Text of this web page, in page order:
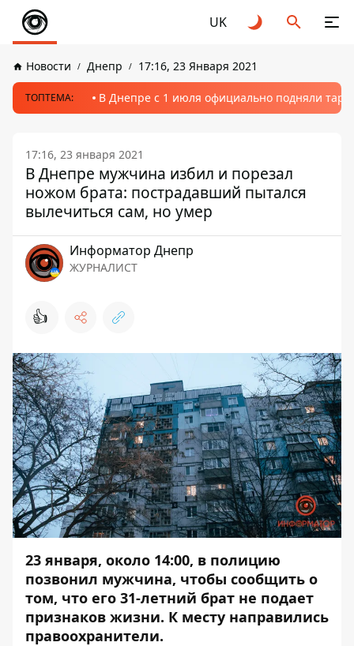
UK
Новости Днепр 17:16, 23 Января 2021
ТОПТЕМА: В Днепре с 1 июля официально подняли
17:16, 23 января 2021
В Днепре мужчина избил и порезал
ножом брата: пострадавший пытался
вылечиться сам, но умер
Информатор Днепр
ЖУРНАЛИСТ
👍
23 января, около 14:00, в полицию
позвонил мужчина, чтобы сообщить о
том, что его 31-летний брат не подает
признаков жизни. К месту направились
правоохранители.